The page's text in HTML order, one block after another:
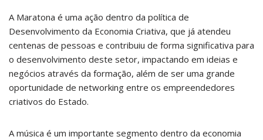
A Maratona é uma ação dentro da política de
Desenvolvimento da Economia Criativa, que já atendeu
centenas de pessoas e contribuiu de forma significativa para
o desenvolvimento deste setor, impactando em ideias e
negócios através da formação, além de ser uma grande
oportunidade de networking entre os empreendedores
criativos do Estado.
A música é um importante segmento dentro da economia